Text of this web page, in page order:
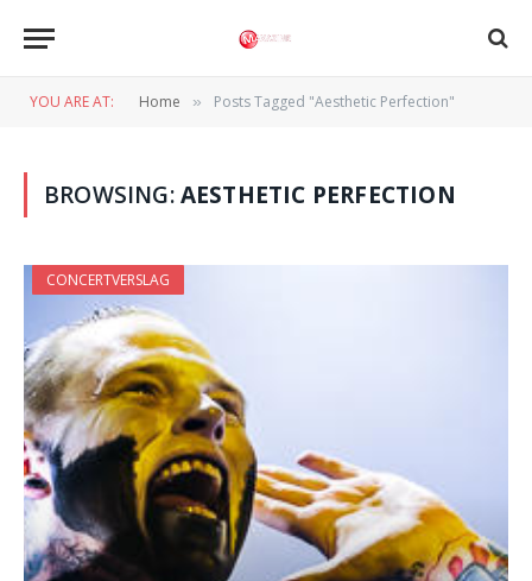
YOU ARE AT: Home » Posts Tagged "Aesthetic Perfection"
BROWSING:AESTHETIC PERFECTION
CONCERTVERSLAG